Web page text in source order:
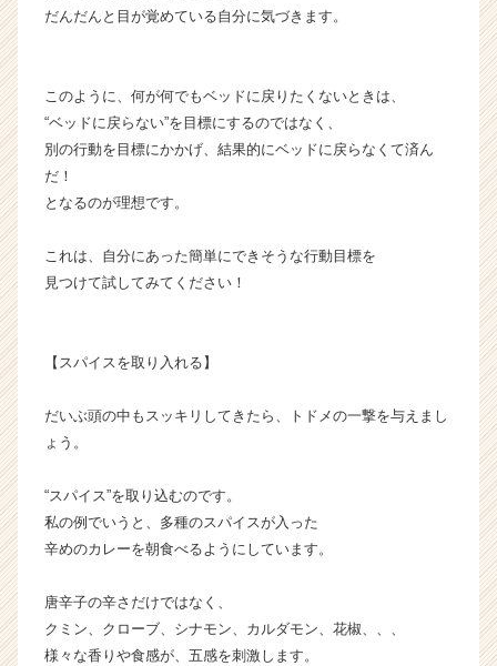
h
C
a
r
だんだんと目が覚めている自分に気づきます。
このように、何が何でもベッドに戻りたくないときは、
“ベッドに戻らない”を目標にするのではなく、
別の行動を目標にかかげ、結果的にベッドに戻らなくて済ん
だ！
となるのが理想です。
これは、自分にあった簡単にできそうな行動目標を
見つけて試してみてください！
【スパイスを取り入れる】
だいぶ頭の中もスッキリしてきたら、トドメの一撃を与えまし
ょう。
“スパイス”を取り込むのです。
私の例でいうと、多種のスパイスが入った
辛めのカレーを朝食べるようにしています。
唐辛子の辛さだけではなく、
クミン、クローブ、シナモン、カルダモン、花椒、、、
様々な香りや食感が、五感を刺激します。